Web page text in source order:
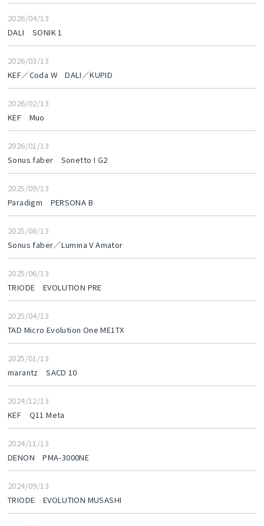
2026/04/13
DALI SONIK 1
2026/03/13
KEF／Coda W DALI／KUPID
2026/02/13
KEF Muo
2026/01/13
Sonus faber Sonetto I G2
2025/09/13
Paradigm PERSONA B
2025/08/13
Sonus faber／Lumina V Amator
2025/06/13
TRIODE EVOLUTION PRE
2025/04/13
TAD Micro Evolution One ME1TX
2025/01/13
marantz SACD 10
2024/12/13
KEF Q11 Meta
2024/11/13
DENON PMA-3000NE
2024/09/13
TRIODE EVOLUTION MUSASHI